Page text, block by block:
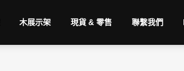
木展示架 現貨 & 零售 聯繫我們